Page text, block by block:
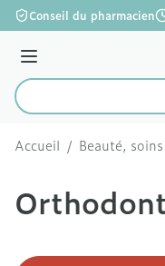
Aller au contenu
Conseil du pharmacien
Menu
Rechercher
Accueil / Beauté,